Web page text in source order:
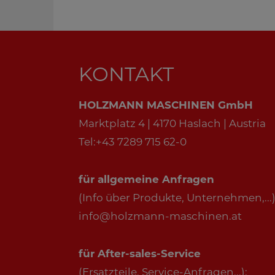
KONTAKT
HOLZMANN MASCHINEN GmbH
Marktplatz 4 | 4170 Haslach | Austria
Tel:+43 7289 715 62-0
für allgemeine Anfragen
(Info über Produkte,
info@holzmann-maschinen.at
für After-sales-Service
(Ersatzteile, Service-Anfragen,..):